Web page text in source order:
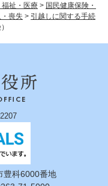
福祉・医療 > 国民健康保険・
喪失 > 引越しに関する手続
科6000番地